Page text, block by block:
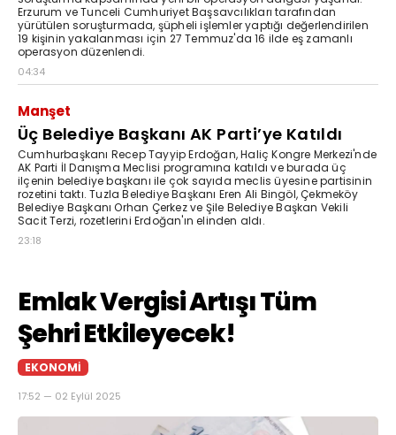
Erzurum ve Tunceli Cumhuriyet Başsavcılıkları tarafından
yürütülen soruşturmada, şüpheli işlemler yaptığı değerlendirilen
19 kişinin yakalanması için 27 Temmuz'da 16 ilde eş zamanlı
operasyon düzenlendi.
04:34
Manşet
Üç Belediye Başkanı AK Parti’ye Katıldı
Cumhurbaşkanı Recep Tayyip Erdoğan, Haliç Kongre Merkezi'nde
AK Parti İl Danışma Meclisi programına katıldı ve burada üç
ilçenin belediye başkanı ile çok sayıda meclis üyesine partisinin
rozetini taktı. Tuzla Belediye Başkanı Eren Ali Bingöl, Çekmeköy
Belediye Başkanı Orhan Çerkez ve Şile Belediye Başkan Vekili
Sacit Terzi, rozetlerini Erdoğan'ın elinden aldı.
23:18